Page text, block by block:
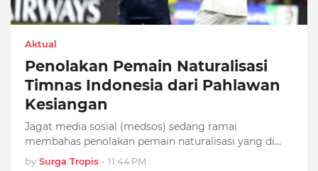
Aktual
Penolakan Pemain Naturalisasi
Timnas Indonesia dari Pahlawan
Kesiangan
Jagat media sosial (medsos) sedang ramai
membahas penolakan pemain naturalisasi yang di…
by Surga Tropis - 11:44 PM